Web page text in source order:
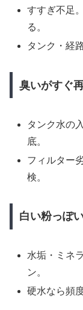
すすぎ不足
る。
タンク・経
臭いがすぐ
タンク水の
底。
フィルター
検。
白い粉っぽ
水垢・ミネ
ン。
硬水なら頻